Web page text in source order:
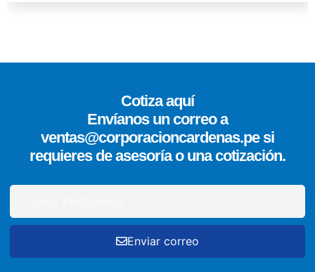
Cotiza aquí
Envíanos un correo a
ventas@corporacioncardenas.pe si
requieres de asesoría o una cotización.
Enviar correo